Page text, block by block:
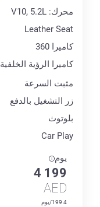
محرك: V10, 5.2L
Leather Seat
كاميرا 360
كاميرا الرؤية الخلفية
مثبت السرعة
زر التشغيل بالدفع
بلوتوث
Car Play
يوم
4 199
AED
4 199/يوم